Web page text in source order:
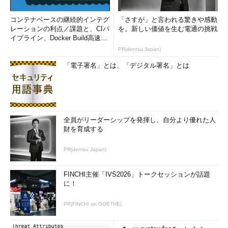
コンテナベースの継続的インテグ
レーションの利点／課題と、CIパ
イプライン、Docker Build高速化
「さすが」と言われる驚きや感動
を。新しい価値を生む電通の挑戦
PR(dentsu Japan)
「電子署名」とは、「デジタル署名」とは
全員がリーダーシップを発揮し、自分より優れた人
財を育成する
PR(dentsu Japan)
FINCHI主催「IVS2026」トークセッションが話題
に！
PR(FINCHI on GOETHE)